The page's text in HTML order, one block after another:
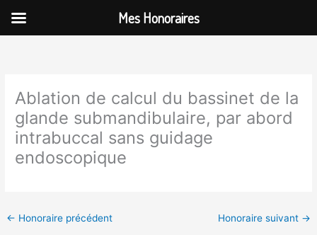
contenu
Ablation de calcul du bassinet de la
glande submandibulaire, par abord
intrabuccal sans guidage
endoscopique
← Honoraire précédent Honoraire suivant →
Mes Honoraires